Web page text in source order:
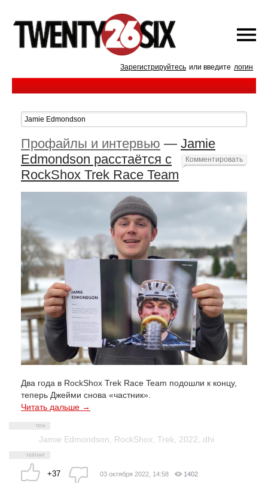
Зарегистрируйтесь или введите логин
Профайлы и интервью — Jamie
Edmondson расстаётся с
RockShox Trek Race Team
Два года в RockShox Trek Race Team подошли к концу,
теперь Джейми снова «частник».
Читать дальше →
Jamie Edmondson RockShox Trek 2022 dhi
+37
Комментировать
03 октября 2022, 14:58 1402